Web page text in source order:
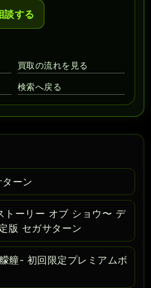
談する
買取の流れを見る
検索へ戻る
ーン
トーリー オブ ショウ〜 デ
版 セガサターン
艟- 初回限定プレミアムボ